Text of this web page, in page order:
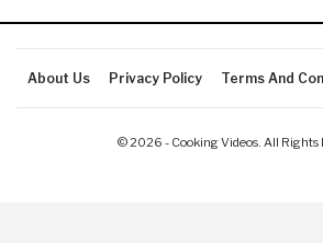
About Us Privacy Policy Terms And
© 2026 - Cooking Videos. All Rights